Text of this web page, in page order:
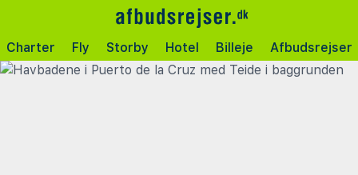
Charter Fly Storby Hotel Billeje Afbudsrejser